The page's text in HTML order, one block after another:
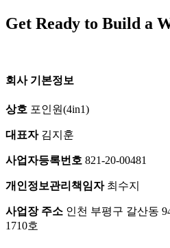
Get Ready to Build a
회사 기본정보
상호 포인원(4in1)
대표자 김지훈
사업자등록번호 821-20-00481
개인정보관리책임자 최수지
사업장 주소 인천 부평구 갈산동
1710호